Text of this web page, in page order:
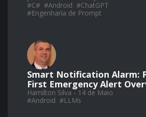
#C# #Android #ChatGPT
#Engenharia de Prompt
Smart Notification Alarm:
First Emergency Alert
Hamilton Silva - 14 de Maio
#Android #LLMs